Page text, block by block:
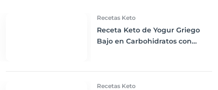
Recetas Keto
Receta Keto de Yogur Griego
Bajo en Carbohidratos con
Recetas Keto